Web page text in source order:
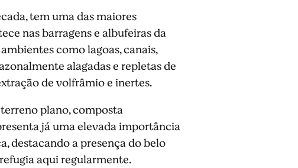
tem uma das maiores
nas barragens e albufeiras da
como lagoas, canais,
alagadas e repletas de
de volfrâmio e inertes.
plano, composta
já uma elevada importância
destacando a presença do belo
aqui regularmente.